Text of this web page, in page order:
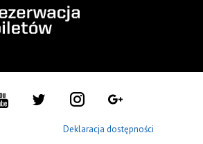
Deklaracja dostępności